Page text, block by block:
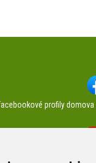
profily domova